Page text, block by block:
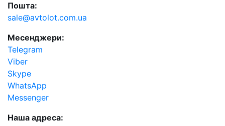
Пошта:
sale@avtolot.com.ua
Месенджери:
Telegram
Viber
Skype
WhatsApp
Messenger
Наша адреса: